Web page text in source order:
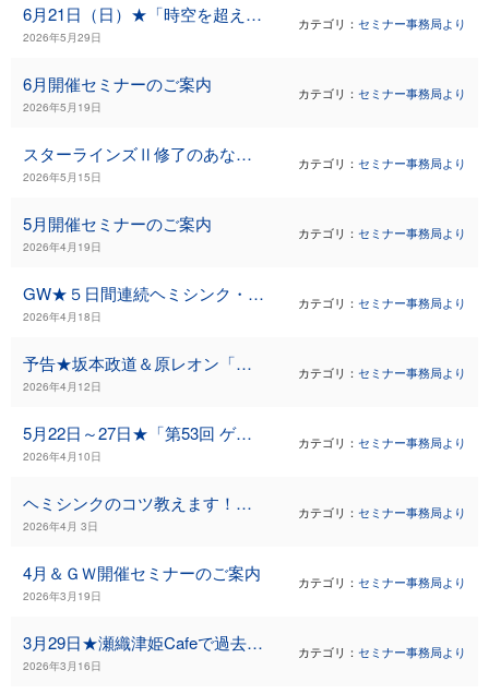
6月21日（日）★「時空を超える旅コース」のご案内
2026年5月29日
カテゴリ： セミナー事務局より
6月開催セミナーのご案内
2026年5月19日
カテゴリ： セミナー事務局より
スターラインズⅡ修了のあなたへ──次の「再会」、一緒にしませんか？
2026年5月15日
カテゴリ： セミナー事務局より
5月開催セミナーのご案内
2026年4月19日
カテゴリ： セミナー事務局より
GW★５日間連続ヘミシンク・セミナーのご案内
2026年4月18日
カテゴリ： セミナー事務局より
予告★坂本政道＆原レオン「沖縄聖地めぐりの旅」【2026】
2026年4月12日
カテゴリ： セミナー事務局より
5月22日～27日★「第53回 ゲートウェイ・ヴォエッジ」@千葉・九十九里
2026年4月10日
カテゴリ： セミナー事務局より
ヘミシンクのコツ教えます！コース★4月29日
2026年4月 3日
カテゴリ： セミナー事務局より
4月＆ＧＷ開催セミナーのご案内
2026年3月19日
カテゴリ： セミナー事務局より
3月29日★瀬織津姫Cafeで過去世を知るセミナー★再度のお知らせ
2026年3月16日
カテゴリ： セミナー事務局より